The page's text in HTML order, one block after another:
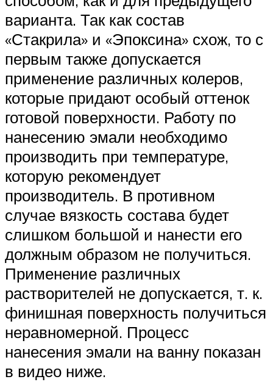
варианта. Так как состав
«Стакрила» и «Эпоксина» схож, то с
первым также допускается
применение различных колеров,
которые придают особый оттенок
готовой поверхности. Работу по
нанесению эмали необходимо
производить при температуре,
которую рекомендует
производитель. В противном
случае вязкость состава будет
слишком большой и нанести его
должным образом не получиться.
Применение различных
растворителей не допускается, т. к.
финишная поверхность получиться
неравномерной. Процесс
нанесения эмали на ванну показан
в видео ниже.